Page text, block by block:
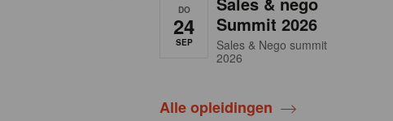
DO
24
SEP
Summit 2026
Sales & Nego summit
2026
Alle opleidingen